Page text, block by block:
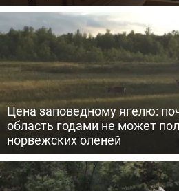
Цена заповедному ягелю:
область годами не может
норвежских оленей